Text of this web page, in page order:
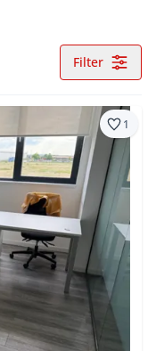
Filter
1